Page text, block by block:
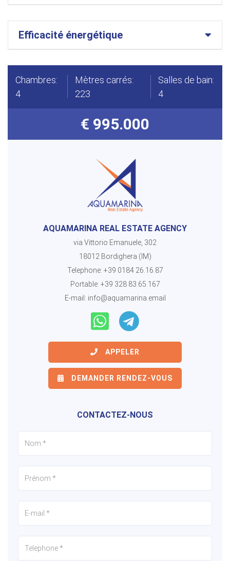
Efficacité énergétique
Chambres:
4
Mètres carrés:
223
Salles de bain:
4
€ 995.000
AQUAMARINA REAL ESTATE AGENCY
via Vittorio Emanuele, 302
18012 Bordighera (IM)
Telephone: +39 0184 26.16.87
Portable: +39 328 83.65.167
E-mail: info@aquamarina.email
APPELER
DEMANDER RENDEZ-VOUS
CONTACTEZ-NOUS